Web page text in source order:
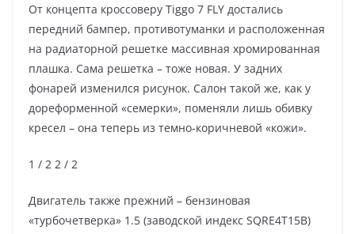
От концепта кроссоверу Tiggo 7 FLY достались
передний бампер, противотуманки и расположенная
на радиаторной решетке массивная хромированная
плашка. Сама решетка – тоже новая. У задних
фонарей изменился рисунок. Салон такой же, как у
дореформенной «семерки», поменяли лишь обивку
кресел – она теперь из темно-коричневой «кожи».
1 / 2 2 / 2
Двигатель также прежний – бензиновая
«турбочетверка» 1.5 (заводской индекс SQRE4T15B)